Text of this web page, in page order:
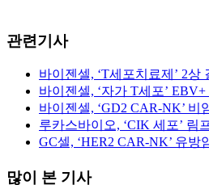
관련기사
바이젠셀, ‘T세포치료제’ 2상
바이젠셀, ‘자가 T세포’
바이젠셀, ‘GD2 CAR-NK’ 비
루카스바이오, ‘CIK 세포’ 림
GC셀, ‘HER2 CAR-NK’ 유
많이 본 기사